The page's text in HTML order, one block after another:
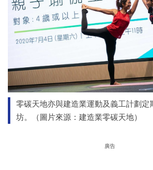
零碳天地亦與建造業運動及義工計劃定
坊。（圖片來源：建造業零碳天地）
廣告